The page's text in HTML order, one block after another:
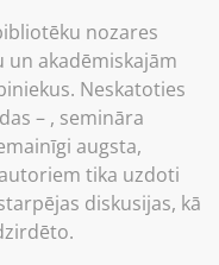
nozares
akadēmiskajām
Neskatoties
– , semināra
augsta,
tika uzdoti
diskusijas, kā